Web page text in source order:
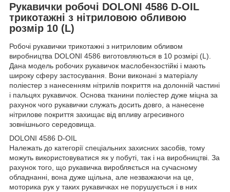
Рукавички робочі DOLONI 4586 D-OIL
трикотажні з нітриловою обливою
розмір 10 (L)
Робочі рукавички трикотажні з нитриловим обливом
виробництва DOLONI 4586 виготовляються в 10 розмірі (L).
Дана модель робочих рукавичок маслобензостійкі і мають
широку сферу застосування. Вони виконані з матеріалу
поліестер з нанесенням нітрилів покриття на долонній частині
і пальцях рукавичок. Основа тканини поліестер дуже міцна за
рахунок чого рукавички служать досить довго, а нанесене
нітрилове покриття захищає від впливу агресивного
зовнішнього середовища.
DOLONI 4586 D-OIL
Належать до категорії спеціальних захисних засобів, тому
можуть використовуватися як у побуті, так і на виробництві. За
рахунок того, що рукавичка виробляється на сучасному
обладнанні, вона дуже щільна, але незважаючи на це,
моторика рук у таких рукавичках не порушується і в них